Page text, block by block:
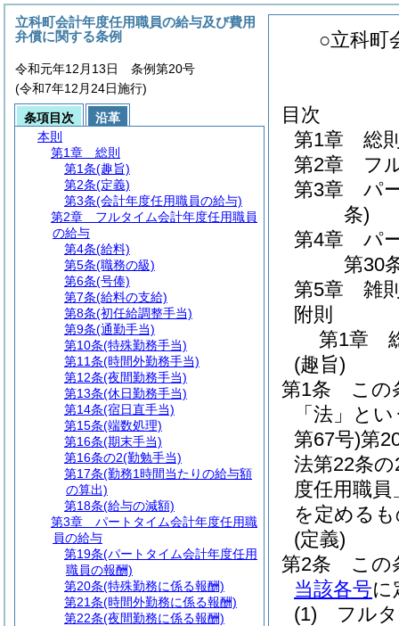
○立科町
目次
第1章
総
第2章
フ
第3章
パ
条)
第4章
パ
第30
第5章
雑
附則
第1章
(趣旨)
第1条
この
「法」と
第67号)第
法第22条
度任用職
を定める
(定義)
第2条
この
当該各号に
(1)
フル
立科町会計年度任用職員の給与及び費用
弁償に関する条例
令和元年12月13日 条例第20号
(令和7年12月24日施行)
条項目次
沿革
本則
第1章
総則
第1条(趣旨)
第2条(定義)
第3条(会計年度任用職員の給与)
第2章
フルタイム会計年度任用職員
の給与
第4条(給料)
第5条(職務の級)
第6条(号俸)
第7条(給料の支給)
第8条(初任給調整手当)
第9条(通勤手当)
第10条(特殊勤務手当)
第11条(時間外勤務手当)
第12条(夜間勤務手当)
第13条(休日勤務手当)
第14条(宿日直手当)
第15条(端数処理)
第16条(期末手当)
第16条の2(勤勉手当)
第17条(勤務1時間当たりの給与額
の算出)
第18条(給与の減額)
第3章
パートタイム会計年度任用職
員の給与
第19条(パートタイム会計年度任用
職員の報酬)
第20条(特殊勤務に係る報酬)
第21条(時間外勤務に係る報酬)
第22条(夜間勤務に係る報酬)